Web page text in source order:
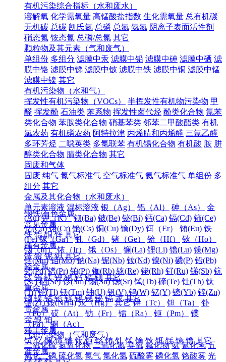
有机污染综合指标（水和废水）
溶解氧 化学需氧量 高锰酸盐指数 生化需氧量 总有机碳
无机碳 总碳 凯氏氮 总磷 总氮 氨氮 阴离子表面活性剂
硝态氮 铵态氮 总磷/总氮 其它
颗粒物及其元素（气和废气）
单组份 多组分 滤膜中汞 滤膜中铅 滤膜中砷 滤膜中硒 滤
膜中铬 滤膜中锑 滤膜中铍 滤膜中铁 滤膜中铜 滤膜中锰
滤膜中镍 其它
有机污染物（水和气）
挥发性有机污染物（VOCs）
半挥发性有机物污染物 甲
醛 挥发酚 石油类 苯系物 挥发性卤代烃 酚类化合物 氯苯
类化合物 苯胺类化合物 硝基苯类 邻苯二甲酸酯类 有机
氯农药 有机磷农药 阿特拉津 丙烯腈和丙烯醛 三氯乙醛
多环芳烃 二噁英类 多氯联苯 有机锡化合物 有机酸 胺 肼
醇类化合物 腈类化合物 其它
固废和气体
固废 纯气 氮气标准气 空气标准气 氦气标准气 单组份 多
组分 其它
金属及其化合物（水和废水）
单元素溶液 混标溶液 银（Ag） 铝（Al） 砷（As）
金
(Au) 钾（K） 钡(Ba) 铍(Be) 铋(Bi) 钙(Ca) 镉(Cd) 铈(Ce)
钴(Co) 铬(Cr) 铯(Cs) 铜(Cu) 镝(Dy) 铒（Er） 铕(Eu) 铁
(Fe) 镓（Ga） 钆（Gd） 锗（Ge） 铪（Hf）
钬（Ho）
铟（In） 铱（Ir） 锇（Os） 镧(La) 锂(Li) 镥(Lu) 镁(Mg)
锰(Mn) 钼(Mo) 钠(Na) 铌(Nb) 钕(Nd) 镍(Ni) 磷(P) 铅(Pb)
钯(Pd) 镨(Pr) 铂(Pt) 铷(Rb) 铼(Re) 铑(Rh) 钌(Ru) 锑(Sb) 钪
(Sc) 硒(Se) 钐(Sm) 锡(Sn) 锶(Sr) 铽(Tb) 碲(Te) 钍(Th) 钛
(Ti) 铊(Tl) 铥(Tm) 铀(U) 钒(V) 钨(W) 钇(Y) 镱(Yb) 锌(Zn)
锆(Zr) 铵(NH4) 汞（Hg） 其它 锝（Tc） 钽（Ta）
钋
（Po） 砹（At） 钫（Fr） 镭（Ra） 钷（Pm）
镤
（Pa） 锕（Ac）
气态污染物（气和废气）
二氧化硫 氮氧化物 二氧化氮 臭氧 氟化物 氨 氰化氢 五
氧化二磷 硫化氢 氯气 氯化氢 硫酸雾 磷化氢 铬酸雾 光
钢铁/有色金属
常见金属
铁 铝 铜 锌 其它
稀有金属
锆 铪 铌 钽 其它
轻金属
钛 铝 镁 钾 钠 钙 锶 钡 其它
重金属
铜 镍 钴 铅 锌 锡 锑 铋 镉 汞 其它
贵金属
金 银 铂
稀土金属
钪 钇 镧 铈 镨 钕 钷 钐 铕 钆 铽 镝 钬 铒 铥 镱 镥 其它
准金属